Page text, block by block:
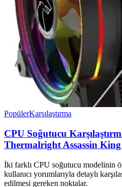
PopülerKarşılaştırma
CPU Soğutucu
Thermalright Assassin King
İki farklı CPU soğutucu modelinin
kullanıcı yorumlarıyla detaylı
edilmesi gereken noktalar.